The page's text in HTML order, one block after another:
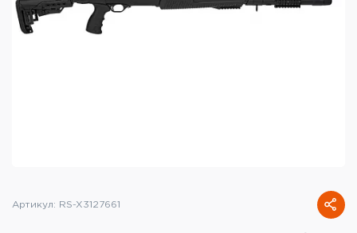
Тактическое снаряжение
Артикул: RS-X3127661